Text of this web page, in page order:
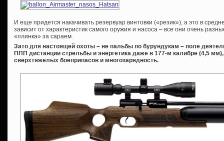
И еще придется накачивать резервуар винтовки («резик»), а это в
зависит от характеристик самого оружия и насоса – все они очень
«плинка» за сараем.
Зато для настоящей охоты – не пальбы по бурундукам – поле
ППП дистанции стрельбы и энергетика даже в 177-м калибре (4,5
сверхтяжелых боеприпасов и многозарядность.